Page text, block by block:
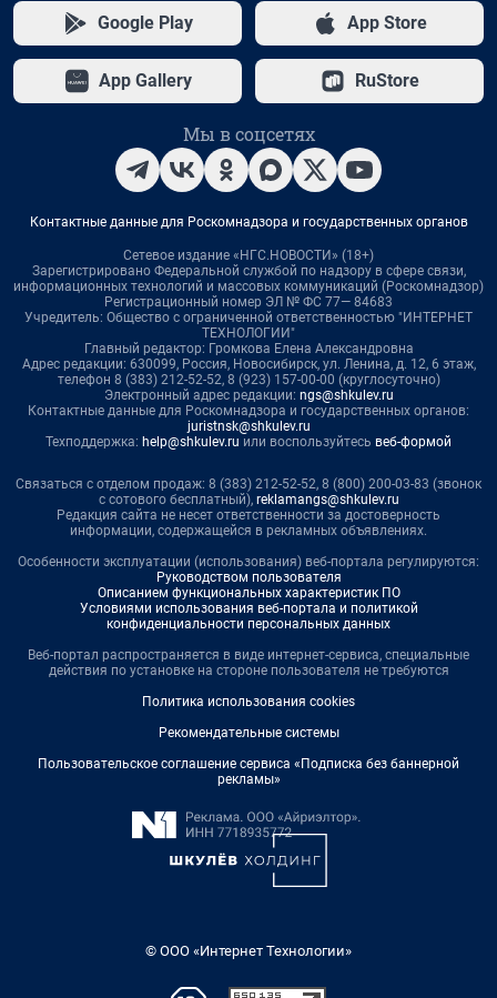
Google Play App Store
App Gallery RuStore
Мы в соцсетях
Контактные данные для Роскомнадзора и государственных органов
Сетевое издание «НГС.НОВОСТИ» (18+)
Зарегистрировано Федеральной службой по надзору в сфере связи,
информационных технологий и массовых коммуникаций (Роскомнадзор)
Регистрационный номер ЭЛ № ФС 77— 84683
Учредитель: Общество с ограниченной ответственностью "ИНТЕРНЕТ
ТЕХНОЛОГИИ"
Главный редактор: Громкова Елена Александровна
Адрес редакции: 630099, Россия, Новосибирск, ул. Ленина, д. 12, 6 этаж,
телефон 8 (383) 212-52-52, 8 (923) 157-00-00 (круглосуточно)
Электронный адрес редакции: ngs@shkulev.ru
Контактные данные для Роскомнадзора и государственных органов:
juristnsk@shkulev.ru
Техподдержка: help@shkulev.ru или воспользуйтесь веб-формой
Связаться с отделом продаж: 8 (383) 212-52-52, 8 (800) 200-03-83 (звонок
с сотового бесплатный), reklamangs@shkulev.ru
Редакция сайта не несет ответственности за достоверность
информации, содержащейся в рекламных объявлениях.
Особенности эксплуатации (использования) веб-портала регулируются:
Руководством пользователя
Описанием функциональных характеристик ПО
Условиями использования веб-портала и политикой
конфиденциальности персональных данных
Веб-портал распространяется в виде интернет-сервиса, специальные
действия по установке на стороне пользователя не требуются
Политика использования cookies
Рекомендательные системы
Пользовательское соглашение сервиса «Подписка без баннерной
рекламы»
© ООО «Интернет Технологии»